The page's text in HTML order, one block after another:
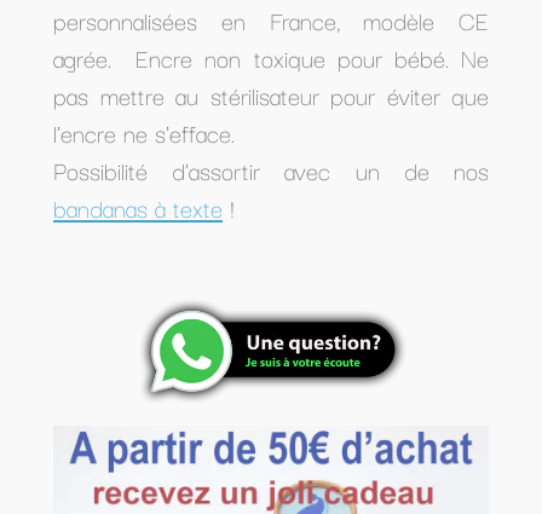
personnalisées en France, modèle CE
agrée. Encre non toxique pour bébé. Ne
pas mettre au stérilisateur pour éviter que
l'encre ne s'efface.
Possibilité d'assortir avec un de nos
bandanas à texte !